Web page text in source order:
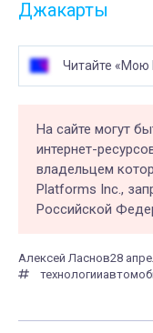
Джакарты
Читайте «Мою
На сайте могут
интернет-
владельцем
Platforms Inc.,
Российской
Алексей Ласнов28
технологии